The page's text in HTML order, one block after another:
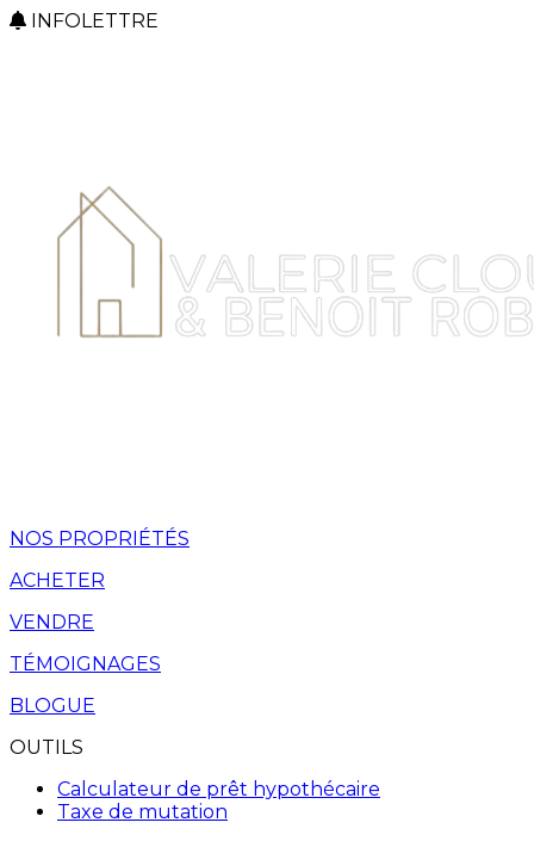
INFOLETTRE
NOS PROPRIÉTÉS
ACHETER
VENDRE
TÉMOIGNAGES
BLOGUE
OUTILS
Calculateur de prêt hypothécaire
Taxe de mutation